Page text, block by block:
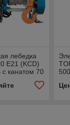
лебедка
E21 (KCD)
с канатом 70